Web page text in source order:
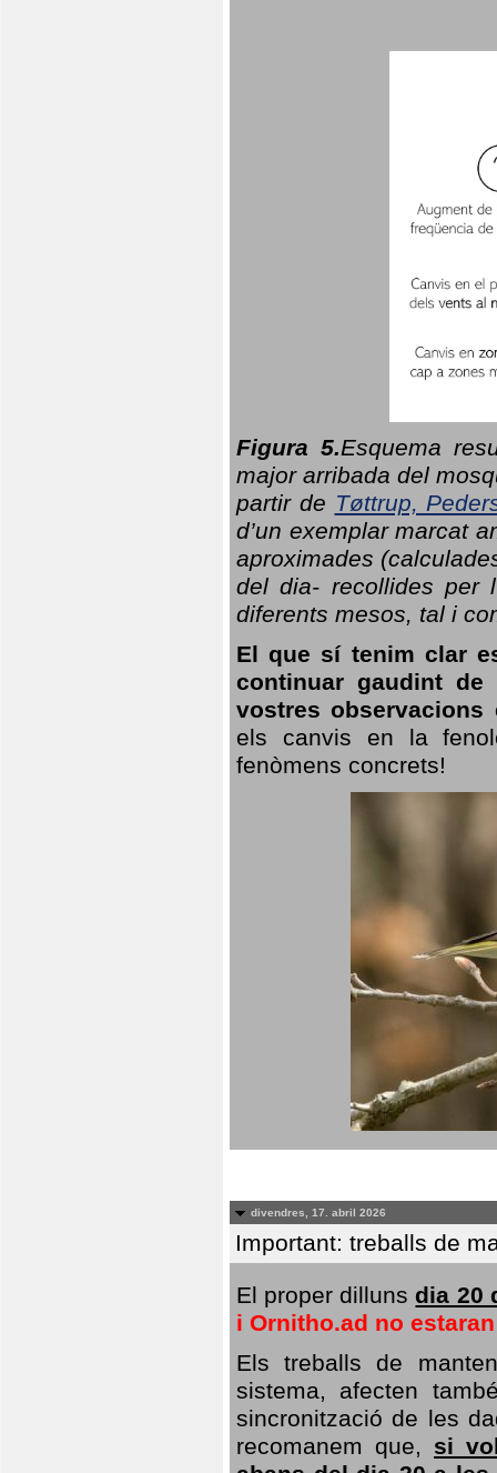
Figura 5.Esquema
major arribada del
partir de Tøttrup,
d’un exemplar marcat
aproximades
del dia- recollides per
diferents mesos, tal i
El que sí tenim clar
continuar gaudint
vostres
els canvis en la
fenòmens concrets!
divendres, 17. abril 2026
Important: treballs de
El proper dilluns dia 20
i Ornitho.ad no
Els treballs de
sistema, afecten
sincronització de les
recomanem que, si